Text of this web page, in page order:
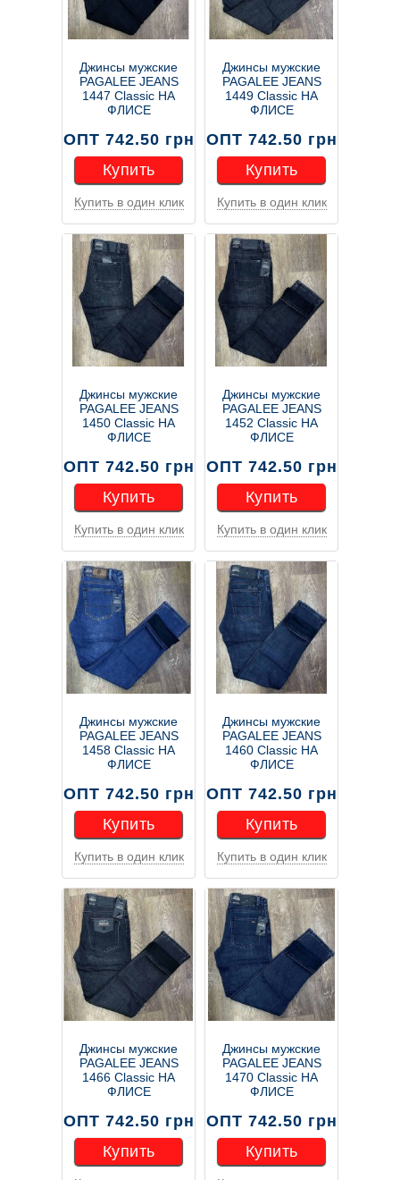
Джинсы мужские
PAGALEE JEANS
1447 Classic НА
ФЛИСЕ
ОПТ 742.50 грн
Купить
Купить
Купить в один клик
Джинсы мужские
PAGALEE JEANS
1449 Classic НА
ФЛИСЕ
ОПТ 742.50 грн
Купить
Купить
Купить в один клик
Джинсы мужские
PAGALEE JEANS
1450 Classic НА
ФЛИСЕ
ОПТ 742.50 грн
Купить
Купить
Купить в один клик
Джинсы мужские
PAGALEE JEANS
1452 Classic НА
ФЛИСЕ
ОПТ 742.50 грн
Купить
Купить
Купить в один клик
Джинсы мужские
PAGALEE JEANS
1458 Classic НА
ФЛИСЕ
ОПТ 742.50 грн
Купить
Купить
Купить в один клик
Джинсы мужские
PAGALEE JEANS
1460 Classic НА
ФЛИСЕ
ОПТ 742.50 грн
Купить
Купить
Купить в один клик
Джинсы мужские
PAGALEE JEANS
1466 Classic НА
ФЛИСЕ
ОПТ 742.50 грн
Купить
Джинсы мужские
PAGALEE JEANS
1470 Classic НА
ФЛИСЕ
ОПТ 742.50 грн
Купить